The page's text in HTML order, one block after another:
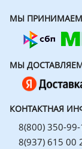
МЫ ПРИНИМАЕМ
МЫ
КОНТАКТНАЯ
8(800) 350-
8(937) 615 00